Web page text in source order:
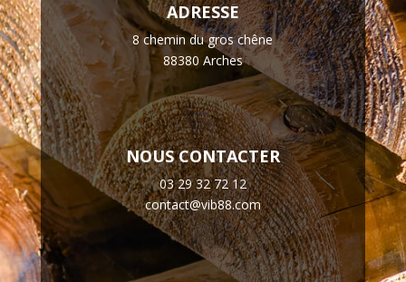
ADRESSE
8 chemin du gros chêne
88380 Arches
NOUS CONTACTER
03 29 32 72 12
contact@vib88.com